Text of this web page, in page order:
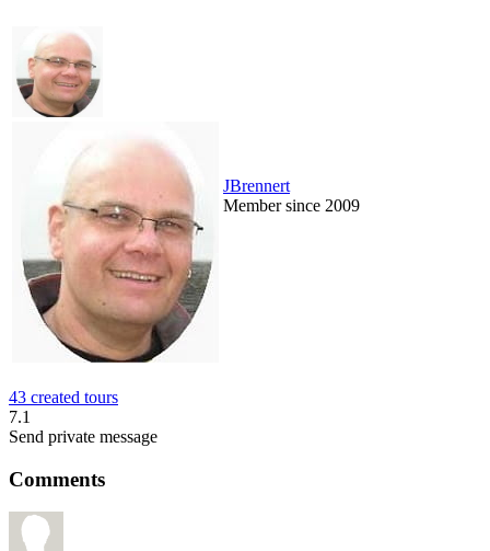
JBrennert
Member since 2009
43 created tours
7.1
Send private message
Comments